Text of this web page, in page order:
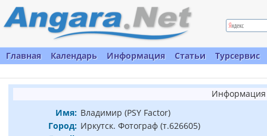
Главная Календарь Информация Статьи Турсервис
Информация
Имя: Владимир (PSY Factor)
Город: Иркутск. Фотограф (т.626605)